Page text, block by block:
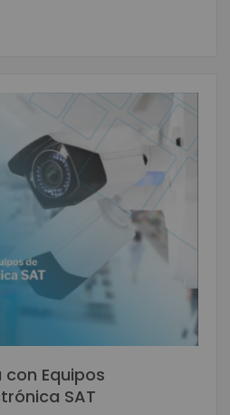
Equipos
SAT